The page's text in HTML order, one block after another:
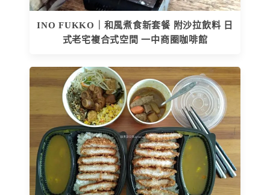
INO FUKKO｜和風煮食新套餐 附沙拉飲料 日
式老宅複合式空間 一中商圈咖啡館